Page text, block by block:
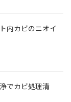
内カビのニオイ
でカビ処理清